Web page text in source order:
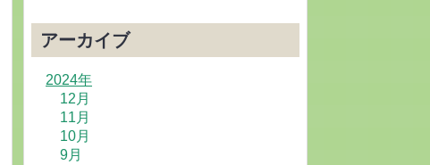
アーカイブ
2024年
12月
11月
10月
9月